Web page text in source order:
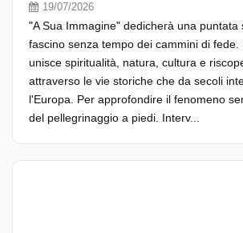
19/07/2026
"A Sua Immagine" dedicherà una puntata
fascino senza tempo dei cammini di fede.
unisce spiritualità, natura, cultura e
attraverso le vie storiche che da secoli
l'Europa. Per approfondire il fenomeno
del pellegrinaggio a piedi. Interv...